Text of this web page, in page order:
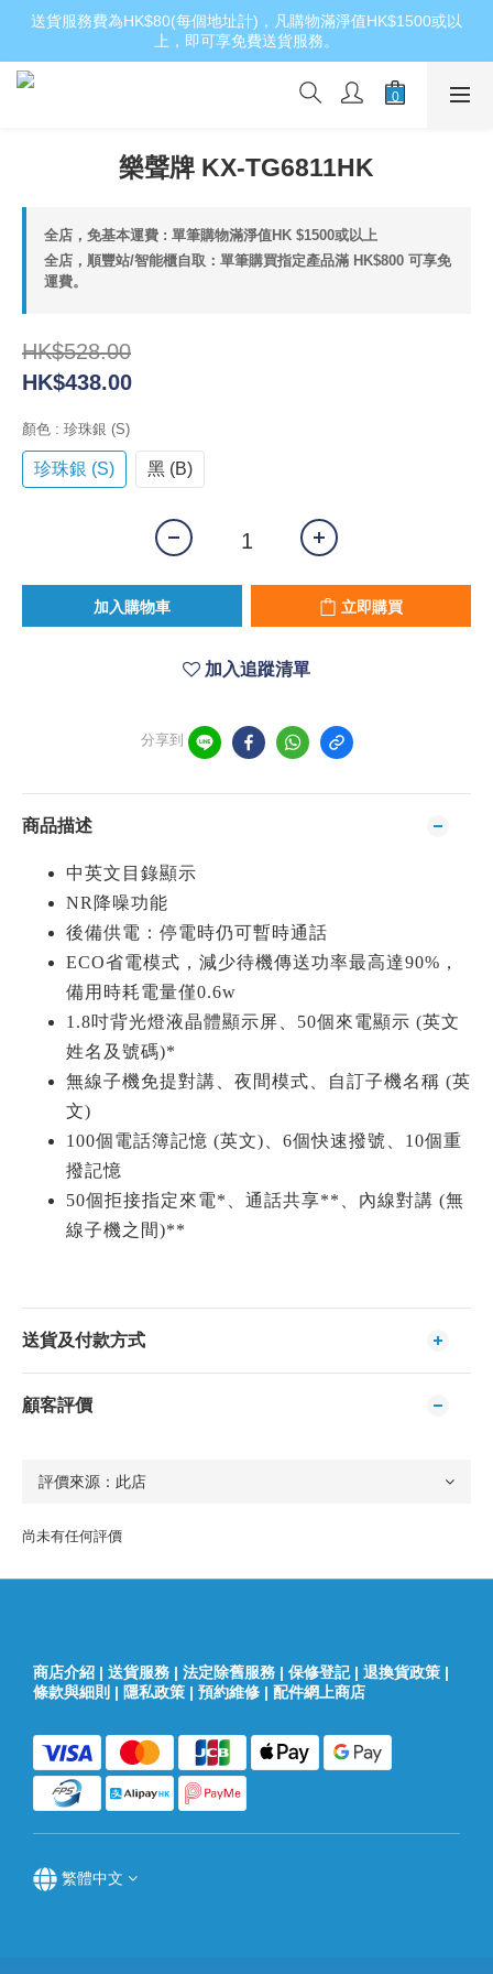
送貨服務費為HK$80(每個地址計)，凡購物滿淨值HK$1500或以
上，即可享免費送貨服務。
樂聲牌 KX-TG6811HK
全店，免基本運費 : 單筆購物滿淨值HK $1500或以上
全店，順豐站/智能櫃自取：單筆購買指定產品滿 HK$800 可享免
運費。
HK$528.00
HK$438.00
顏色 : 珍珠銀 (S)
珍珠銀 (S) 黑 (B)
加入購物車 立即購買
加入追蹤清單
分享到
商品描述
中英文目錄顯示
NR降噪功能
後備供電：停電時仍可暫時通話
ECO省電模式，減少待機傳送功率最高達90%，
備用時耗電量僅0.6w
1.8吋背光燈液晶體顯示屏、50個來電顯示 (英文
姓名及號碼)*
無線子機免提對講、夜間模式、自訂子機名稱 (英
文)
100個電話簿記憶 (英文)、6個快速撥號、10個重
撥記憶
50個拒接指定來電*、通話共享**、內線對講 (無
線子機之間)**
送貨及付款方式
顧客評價
尚未有任何評價
商店介紹 | 送貨服務 | 法定除舊服務 | 保修登記| 退換貨政策 |
條款與細則 | 隱私政策 | 預約維修 | 配件網上商店
繁體中文